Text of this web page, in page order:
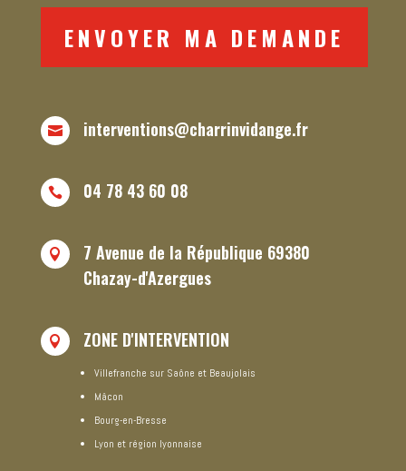
 interventions@charrinvidange.fr
 04 78 43 60 08

7 Avenue de la République 69380
Chazay-d'Azergues
 ZONE D'INTERVENTION
Villefranche sur Saône et Beaujolais
Mâcon
Bourg-en-Bresse
Lyon et région lyonnaise